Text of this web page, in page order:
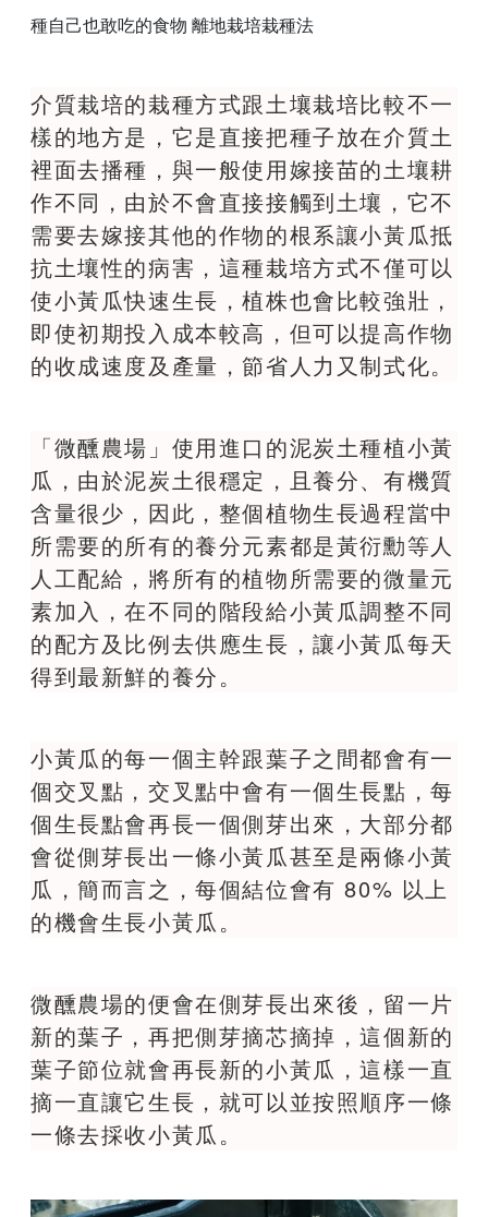
種自己也敢吃的食物 離地栽培栽種法
介質栽培的栽種方式跟土壤栽培比較不一
樣的地方是，它是直接把種子放在介質土
裡面去播種，與一般使用嫁接苗的土壤耕
作不同，由於不會直接接觸到土壤，它不
需要去嫁接其他的作物的根系讓小黃瓜抵
抗土壤性的病害，這種栽培方式不僅可以
使小黃瓜快速生長，植株也會比較強壯，
即使初期投入成本較高，但可以提高作物
的收成速度及產量，節省人力又制式化。
「微醺農場」使用進口的泥炭土種植小黃
瓜，由於泥炭土很穩定，且養分、有機質
含量很少，因此，整個植物生長過程當中
所需要的所有的養分元素都是黃衍勳等人
人工配給，將所有的植物所需要的微量元
素加入，在不同的階段給小黃瓜調整不同
的配方及比例去供應生長，讓小黃瓜每天
得到最新鮮的養分。
小黃瓜的每一個主幹跟葉子之間都會有一
個交叉點，交叉點中會有一個生長點，每
個生長點會再長一個側芽出來，大部分都
會從側芽長出一條小黃瓜甚至是兩條小黃
瓜，簡而言之，每個結位會有 80% 以上
的機會生長小黃瓜。
微醺農場的便會在側芽長出來後，留一片
新的葉子，再把側芽摘芯摘掉，這個新的
葉子節位就會再長新的小黃瓜，這樣一直
摘一直讓它生長，就可以並按照順序一條
一條去採收小黃瓜。